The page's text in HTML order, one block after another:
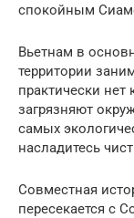
спокойным
Вьетнам в
территории
практически
загрязняют
самых
насладитесь
Совместная
пересекается с